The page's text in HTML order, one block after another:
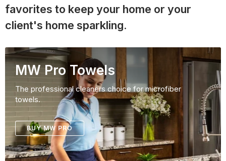
favorites to keep your home or your
client's home sparkling.
MW Pro Towels
The professional cleaners choice for microfiber
towels.
BUY MW PRO